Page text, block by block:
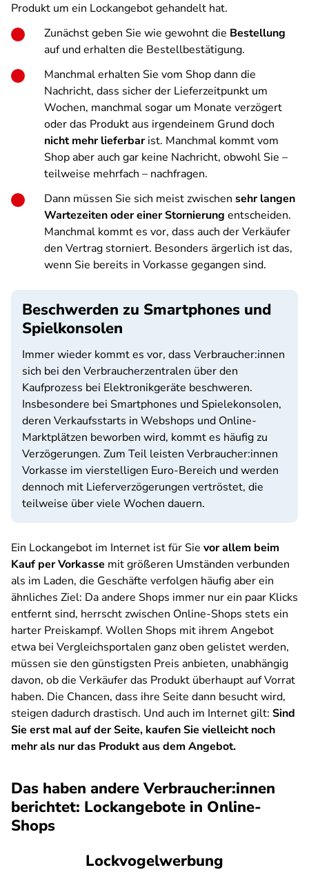
Produkt um ein Lockangebot gehandelt hat.
Zunächst geben Sie wie gewohnt die Bestellung
auf und erhalten die Bestellbestätigung.
Manchmal erhalten Sie vom Shop dann die
Nachricht, dass sicher der Lieferzeitpunkt um
Wochen, manchmal sogar um Monate verzögert
oder das Produkt aus irgendeinem Grund doch
nicht mehr lieferbarist. Manchmal kommt vom
Shop aber auch gar keine Nachricht, obwohl Sie –
teilweise mehrfach – nachfragen.
Dann müssen Sie sich meist zwischen sehr langen
Wartezeiten oder einer Stornierung entscheiden.
Manchmal kommt es vor, dass auch der Verkäufer
den Vertrag storniert. Besonders ärgerlich ist das,
wenn Sie bereits in Vorkasse gegangen sind.
Beschwerden zu Smartphones und
Spielkonsolen
Immer wieder kommt es vor, dass Verbraucher:innen
sich bei den Verbraucherzentralen über den
Kaufprozess bei Elektronikgeräte beschweren.
Insbesondere bei Smartphones und Spielekonsolen,
deren Verkaufsstarts in Webshops und Online-
Marktplätzen beworben wird, kommt es häufig zu
Verzögerungen. Zum Teil leisten Verbraucher:innen
Vorkasse im vierstelligen Euro-Bereich und werden
dennoch mit Lieferverzögerungen vertröstet, die
teilweise über viele Wochen dauern.
Ein Lockangebot im Internet ist für Sie vor allem beim
Kauf per Vorkasse mit größeren Umständen verbunden
als im Laden, die Geschäfte verfolgen häufig aber ein
ähnliches Ziel: Da andere Shops immer nur ein paar Klicks
entfernt sind, herrscht zwischen Online-Shops stets ein
harter Preiskampf. Wollen Shops mit ihrem Angebot
etwa bei Vergleichsportalen ganz oben gelistet werden,
müssen sie den günstigsten Preis anbieten, unabhängig
davon, ob die Verkäufer das Produkt überhaupt auf Vorrat
haben. Die Chancen, dass ihre Seite dann besucht wird,
steigen dadurch drastisch. Und auch im Internet gilt: Sind
Sie erst mal auf der Seite, kaufen Sie vielleicht noch
mehr als nur das Produkt aus dem Angebot.
Das haben andere Verbraucher:innen
berichtet: Lockangebote in Online-
Shops
Lockvogelwerbung